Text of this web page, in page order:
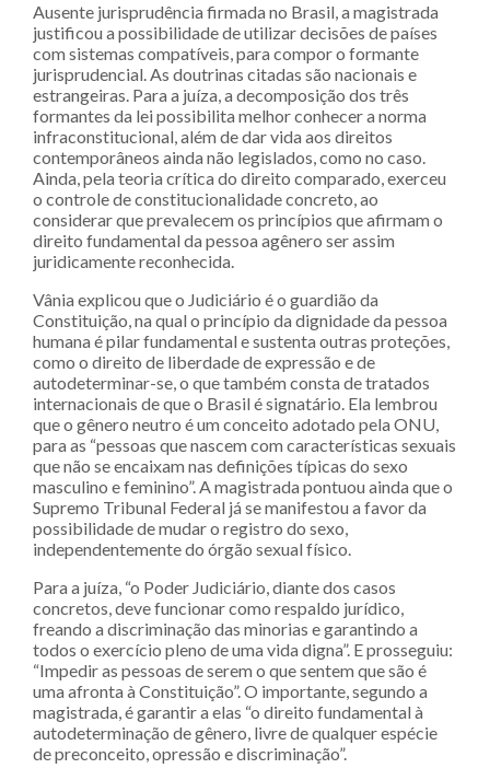
Ausente jurisprudência firmada no Brasil, a magistrada
justificou a possibilidade de utilizar decisões de países
com sistemas compatíveis, para compor o formante
jurisprudencial. As doutrinas citadas são nacionais e
estrangeiras. Para a juíza, a decomposição dos três
formantes da lei possibilita melhor conhecer a norma
infraconstitucional, além de dar vida aos direitos
contemporâneos ainda não legislados, como no caso.
Ainda, pela teoria crítica do direito comparado, exerceu
o controle de constitucionalidade concreto, ao
considerar que prevalecem os princípios que afirmam o
direito fundamental da pessoa agênero ser assim
juridicamente reconhecida.
Vânia explicou que o Judiciário é o guardião da
Constituição, na qual o princípio da dignidade da pessoa
humana é pilar fundamental e sustenta outras proteções,
como o direito de liberdade de expressão e de
autodeterminar-se, o que também consta de tratados
internacionais de que o Brasil é signatário. Ela lembrou
que o gênero neutro é um conceito adotado pela ONU,
para as “pessoas que nascem com características sexuais
que não se encaixam nas definições típicas do sexo
masculino e feminino”. A magistrada pontuou ainda que o
Supremo Tribunal Federal já se manifestou a favor da
possibilidade de mudar o registro do sexo,
independentemente do órgão sexual físico.
Para a juíza, “o Poder Judiciário, diante dos casos
concretos, deve funcionar como respaldo jurídico,
freando a discriminação das minorias e garantindo a
todos o exercício pleno de uma vida digna”. E prosseguiu:
“Impedir as pessoas de serem o que sentem que são é
uma afronta à Constituição”. O importante, segundo a
magistrada, é garantir a elas “o direito fundamental à
autodeterminação de gênero, livre de qualquer espécie
de preconceito, opressão e discriminação”.